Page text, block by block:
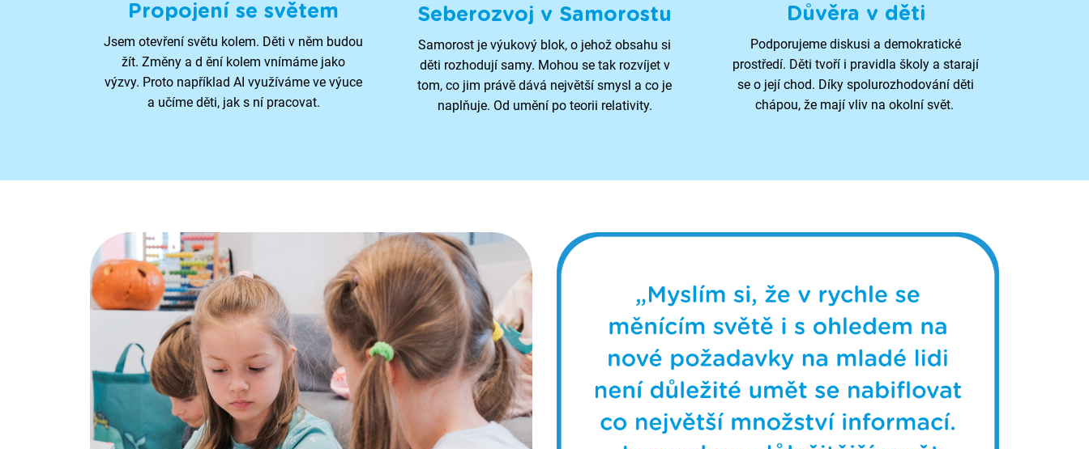
Propojení se světem
Jsem otevření světu kolem. Děti v něm budou
žít. Změny a d ění kolem vnímáme jako
výzvy. Proto například AI využíváme ve výuce
a učíme děti, jak s ní pracovat.
Seberozvoj v Samorostu
Samorost je výukový blok, o jehož obsahu si
děti rozhodují samy. Mohou se tak rozvíjet v
tom, co jim právě dává největší smysl a co je
naplňuje. Od umění po teorii relativity.
Důvěra v děti
Podporujeme diskusi a demokratické
prostředí. Děti tvoří i pravidla školy a starají
se o její chod. Díky spolurozhodování děti
chápou, že mají vliv na okolní svět.